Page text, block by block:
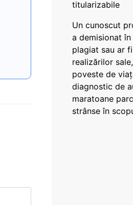
titularizabile
Un cunoscut
a demisionat
plagiat sau ar
realizărilor
poveste de
diagnostic de
maratoane
strânse în